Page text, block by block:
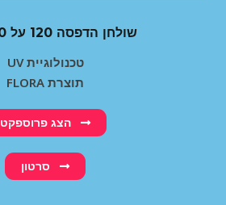
שולחן הדפסה 120 על 250 ס"מ
UV טכנולוגיית
FLORA תוצרת
הצג פרוספקט
סרטון